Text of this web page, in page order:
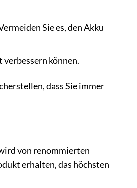
Sie es, den Akku
können.
dass Sie immer
von renommierten
erhalten, das höchsten